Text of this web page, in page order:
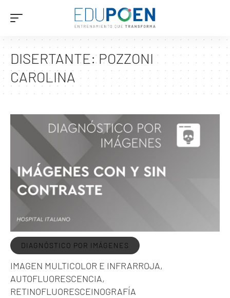
DISERTANTE:POZZONI
CAROLINA
DIAGNÓSTICO POR IMÁGENES
IMAGEN MULTICOLOR E INFRARROJA,
AUTOFLUORESCENCIA,
RETINOFLUORESCEINOGRAFÍA